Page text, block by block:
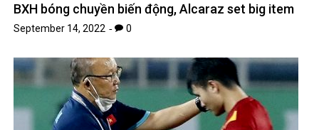
BXH bóng chuyền biến động, Alcaraz set big item
September 14, 2022 0